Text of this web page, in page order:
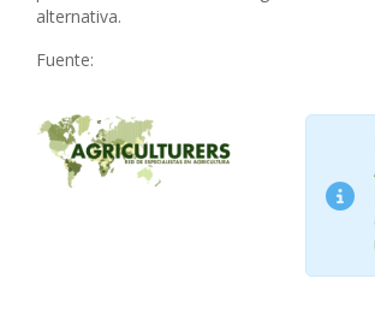
alternativa.
Fuente: